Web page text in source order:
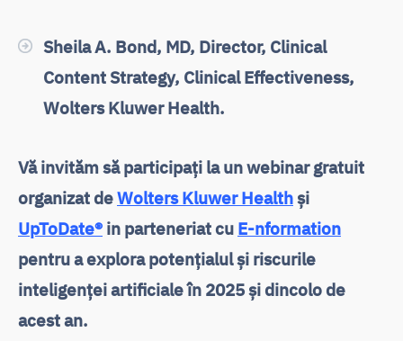
Sheila A. Bond, MD, Director, Clinical
Content Strategy, Clinical Effectiveness,
Wolters Kluwer Health.
Vă invităm să participați la un webinar gratuit
organizat deWolters Kluwer Healthși
UpToDate® in parteneriat cu E-nformation
pentru a explora potențialul și riscurile
inteligenței artificiale în 2025 și dincolo de
acest an.